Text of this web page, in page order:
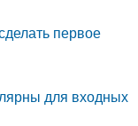
первое
для входных